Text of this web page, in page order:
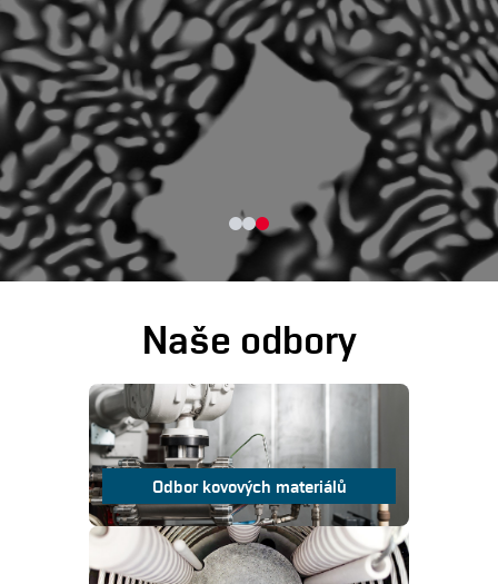
Naše odbory
Odbor kovových materiálů